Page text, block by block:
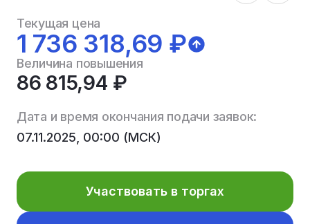
Текущая цена
1 736 318,69 ₽
Величина повышения
86 815,94 ₽
Дата и время окончания подачи заявок:
07.11.2025, 00:00 (МСК)
Участвовать в торгах